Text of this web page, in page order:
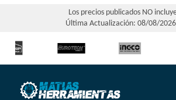
Los precios publicados NO
Última Actualización: 08/08/